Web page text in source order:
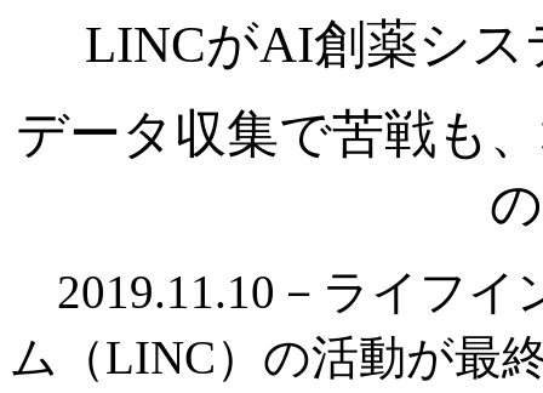
LINCがAI創薬シス
データ収集で苦戦も
2019.11.10－ライフイ
ム（LINC）の活動が最